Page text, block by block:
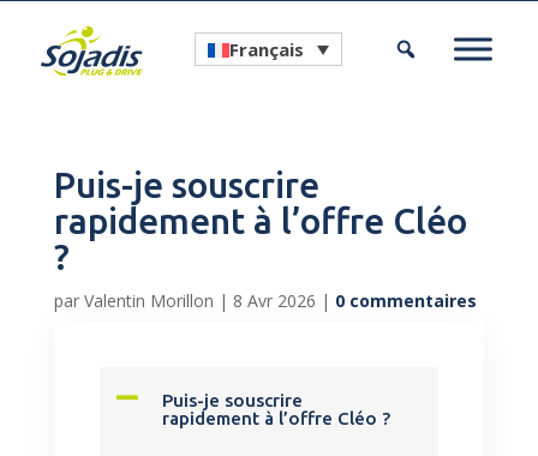
Français
Puis-je souscrire
rapidement à l’offre Cléo
?
par Valentin Morillon | 8 Avr 2026 | 0 commentaires
A
Puis-je souscrire
rapidement à l’offre Cléo ?